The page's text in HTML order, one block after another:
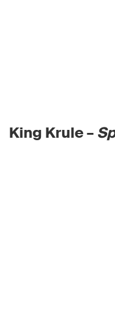
King Krule –